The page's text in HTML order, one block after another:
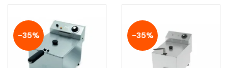
-35% -35%